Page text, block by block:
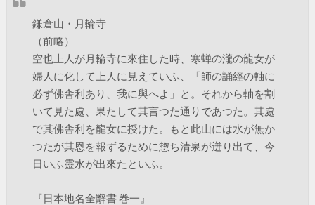
鎌倉山・月輪寺
（前略）
空也上人が月輪寺に來住した時、寒蝉の瀧の龍女が
婦人に化して上人に見えていふ、「師の誦經の軸に
必ず佛舎利あり、我に與へよ」と。それから軸を割
いて見た處、果たして其言つた通りであつた。其處
で其佛舎利を龍女に授けた。もと此山には水が無か
つたが其恩を報ずるために惣ち清泉が迸り出て、今
日いふ靈水が出來たといふ。
『日本地名全辭書 巻一』